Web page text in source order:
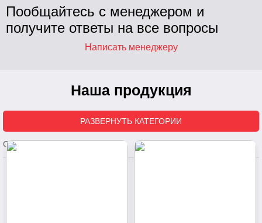
Пообщайтесь с менеджером и
получите ответы на все вопросы
Написать менеджеру
Наша продукция
РАЗВЕРНУТЬ КАТЕГОРИИ
Многослойные ПЕ пленки
Пакеты вакуумные термоусадочные
Пакеты фасовочные
Скотч